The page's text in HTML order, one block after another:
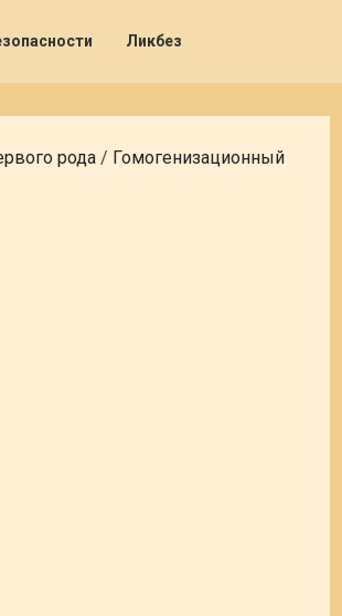
Ликбез
рода / Гомогенизационный